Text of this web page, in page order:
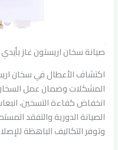
صيانة سخان اريستون غاز
اكتشاف الأعطال في سخان
المشكلات وضمان عمل
انخفاض كفاءة التسخين،
الصيانة الدورية والتفقد
وتوفر التكاليف الباهظة